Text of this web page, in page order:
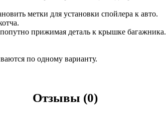
метки для установки спойлера к авто.
прижимая деталь к крышке багажника.
по одному варианту.
Отзывы (0)